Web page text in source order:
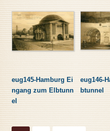
eug145-Hamburg Ei
ngang zum Elbtunn
el
eug146-
btunnel